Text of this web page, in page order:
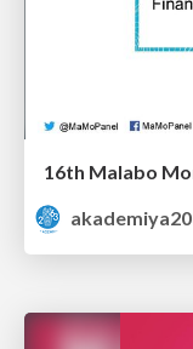
16th Malabo